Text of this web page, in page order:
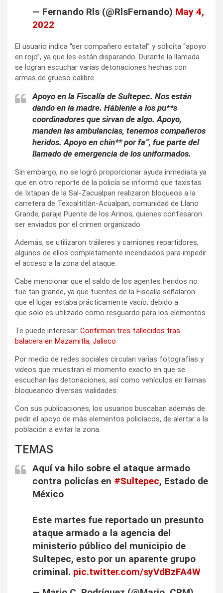
— Fernando Rls (@RlsFernando) May 4,
2022
El usuario indica “ser compañero estatal” y solicita “apoyo
en rojo”, ya que les están disparando. Durante la llamada
se logran escuchar varias detonaciones hechas con
armas de grueso calibre.
Apoyo en la Fiscalía de Sultepec. Nos están
dando en la madre. Háblenle a los pu**s
coordinadores que sirvan de algo. Apoyo,
manden las ambulancias, tenemos compañeros
heridos. Apoyo en chin** por fa”, fue parte del
llamado de emergencia de los uniformados.
Sin embargo, no se logró proporcionar ayuda inmediata ya
que en otro reporte de la policía se informó que taxistas
de Ixtapan de la Sal-Zacualpan realizaron bloqueos a la
carretera de Texcaltitlán-Acualpan, comunidad de Llano
Grande, paraje Puente de los Arinos, quienes confesaron
ser enviados por el crimen organizado.
Además, se utilizaron tráileres y camiones repartidores,
algunos de ellos completamente incendiados para impedir
el acceso a la zona del ataque.
Cabe mencionar que el saldo de los agentes heridos no
fue tan grande, ya que fuentes de la Fiscalía señalaron
que el lugar estaba prácticamente vacío, debido a
que sólo es utilizado como resguardo para los elementos.
Te puede interesar: Confirman tres fallecidos tras
balacera en Mazamitla, Jalisco
Por medio de redes sociales circulan varias fotografías y
videos que muestran el momento exacto en que se
escuchan las detonaciones, así como vehículos en llamas
bloqueando diversas vialidades.
Con sus publicaciones, los usuarios buscaban además de
pedir el apoyo de más elementos policíacos, de alertar a la
población a evitar la zona.
TEMAS
Aquí va hilo sobre el ataque armado
contra policías en #Sultepec, Estado de
México
Este martes fue reportado un presunto
ataque armado a la agencia del
ministerio público del municipio de
Sultepec, esto por un aparente grupo
criminal. pic.twitter.com/syVdBzFA4W